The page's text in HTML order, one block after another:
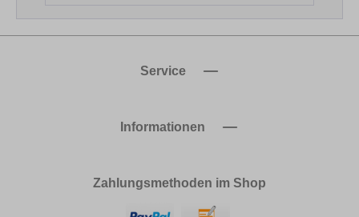
Service
Informationen
Zahlungsmethoden im Shop